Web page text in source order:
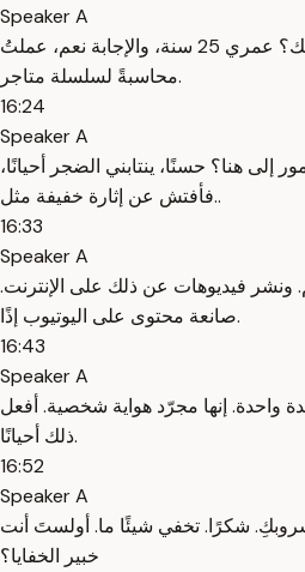
Speaker A
أم أن صغر سنكِ يحول دون ذلك؟ عمري 25 سنة، والإجابة نعم، عملتُ
محاسبةً لسلسلة متاجر.
16:24
Speaker A
إلى هنا؟ حسنًا، ينتابني الضجر أحيانًا،
فأفتش عن إثارة خفيفة مثل..
16:33
Speaker A
ونشر فيديوهات عن ذلك على الإنترنت.
صانعة محتوى على اليوتيوب إذًا.
16:43
Speaker A
واحدة. إنها مجرّد هواية شخصية. أفعل
ذلك أحيانًا.
16:52
Speaker A
شكرًا. تخفي شيئًا ما. أولستَ أنت
خبير الخفايا؟